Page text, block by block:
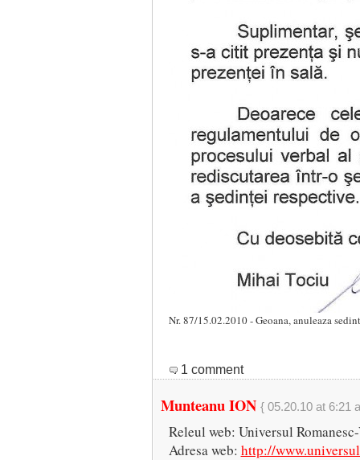
Nr. 87/15.02.2010 - Geoana, anuleaza
1 comment
Munteanu ION { 05.20.10 at 6:21
Releul web: Universul
Adresa web: http://